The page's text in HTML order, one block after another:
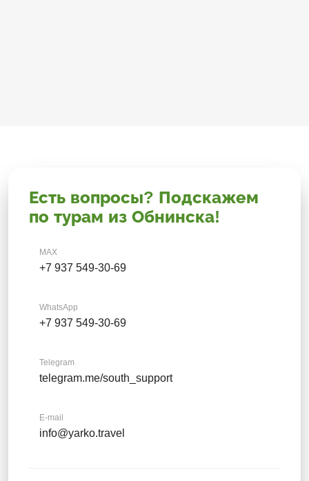
Есть вопросы? Подскажем
по турам из Обнинска!
MAX
+7 937 549-30-69
WhatsApp
+7 937 549-30-69
Telegram
telegram.me/south_support
E-mail
info@yarko.travel